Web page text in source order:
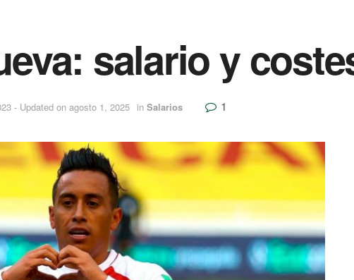
salario y
- Updated on agosto 1, 2025 in Salarios 1